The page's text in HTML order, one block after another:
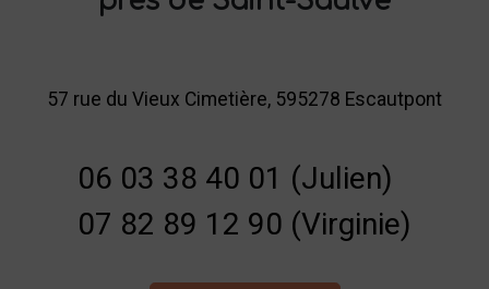
57 rue du Vieux Cimetière, 595278 Escautpont
06 03 38 40 01 (Julien)
07 82 89 12 90 (Virginie)